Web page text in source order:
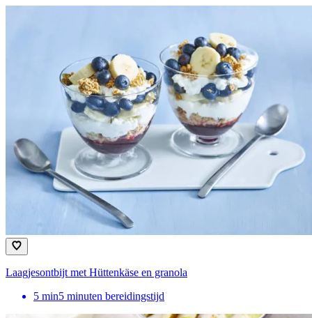
Laagjesontbijt met Hüttenkäse en granola
5 min5 minuten bereidingstijd